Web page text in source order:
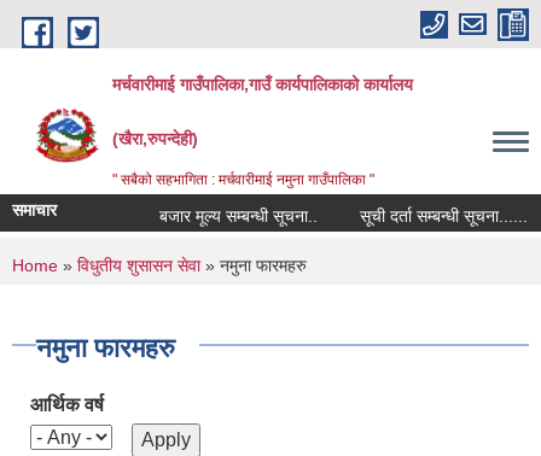
Skip to main content
मर्चवारीमाई गाउँपालिका,गाउँ कार्यपालिकाको कार्यालय
(खैरा,रुपन्देही)
" सबैको सहभागिता : मर्चवारीमाई नमुना गाउँपालिका "
समाचार बजार मूल्य सम्बन्धी सूचना.. सूची दर्ता सम्बन्धी सूचना......
You are here
Home » विधुतीय शुसासन सेवा» नमुना फारमहरु
नमुना फारमहरु
आर्थिक वर्ष